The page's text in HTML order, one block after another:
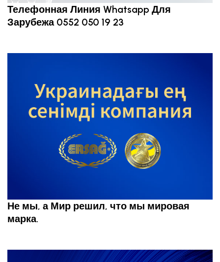
Телефонная Линия Whatsapp Для
Зарубежа 0552 050 19 23
Не мы, а Мир решил, что мы мировая
марка.